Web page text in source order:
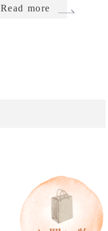
Read more